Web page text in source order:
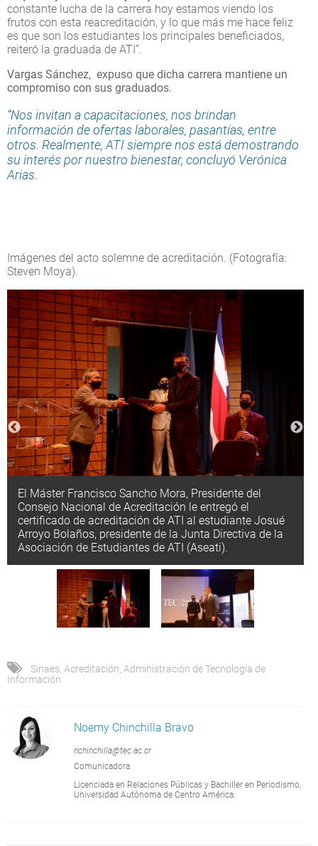
constante lucha de la carrera hoy estamos viendo los
frutos con esta reacreditación, y lo que más me hace feliz
es que son los estudiantes los principales beneficiados,
reiteró la graduada de ATI”.
Vargas Sánchez, expuso que dicha carrera mantiene un
compromiso con sus graduados.
“Nos invitan a capacitaciones, nos brindan
información de ofertas laborales, pasantías, entre
otros. Realmente, ATI siempre nos está demostrando
su interés por nuestro bienestar, concluyó Verónica
Arias.
Imágenes del acto solemne de acreditación. (Fotografía:
Steven Moya).
El Máster Francisco Sancho Mora, Presidente del
Consejo Nacional de Acreditación le entregó el
certificado de acreditación de ATI al estudiante Josué
Arroyo Bolaños, presidente de la Junta Directiva de la
Asociación de Estudiantes de ATI (Aseati).
Sinaes Acreditación Administración de Tecnología de
Información
Noemy Chinchilla Bravo
nchinchilla@tec.ac.cr
Comunicadora
Licenciada en Relaciones Públicas y Bachiller en Periodismo,
Universidad Autónoma de Centro América.